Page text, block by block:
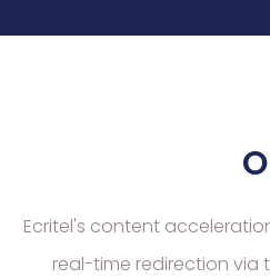
Ecritel's content
real-time redirection via